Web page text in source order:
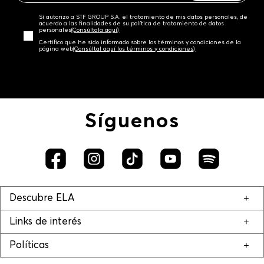
Sí autorizo a STF GROUP S.A. el tratamiento de mis datos personales, de
acuerdo a las finalidades de su política de tratamiento de datos
personales‎(Consúltala aquí)
Certifico que he sido informado sobre los términos y condiciones de la
página web‎(Consúltal aquí los términos y condiciones)
Síguenos
Descubre ELA
Links de interés
Políticas